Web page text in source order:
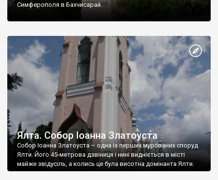
Симферополя в Бахчисарай.
Ялта. Собор Іоанна Златоуста
Собор Іоанна Златоуста – одна із перших мурованих споруд
Ялти. Його 45-метрова дзвіниця і нині видніється в місті
майже звідусіль, а колись це була висотна домінанта Ялти.